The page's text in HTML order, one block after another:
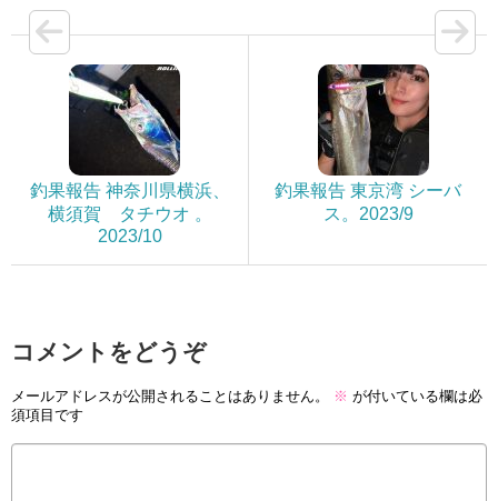
釣果報告 神奈川県横浜、
横須賀 タチウオ 。
2023/10
釣果報告 東京湾 シーバ
ス。2023/9
コメントをどうぞ
メールアドレスが公開されることはありません。 ※ が付いている欄は必
須項目です